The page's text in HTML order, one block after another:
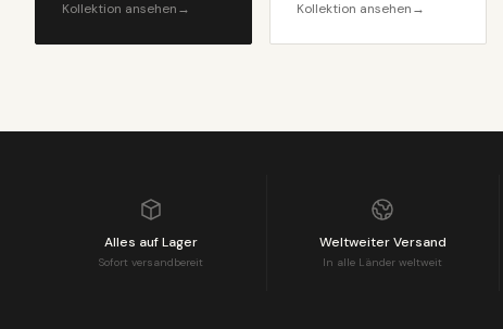
Kollektion ansehen→
Kollektion ansehen→
Alles auf Lager
Sofort versandbereit
Weltweiter Versand
In alle Länder weltweit